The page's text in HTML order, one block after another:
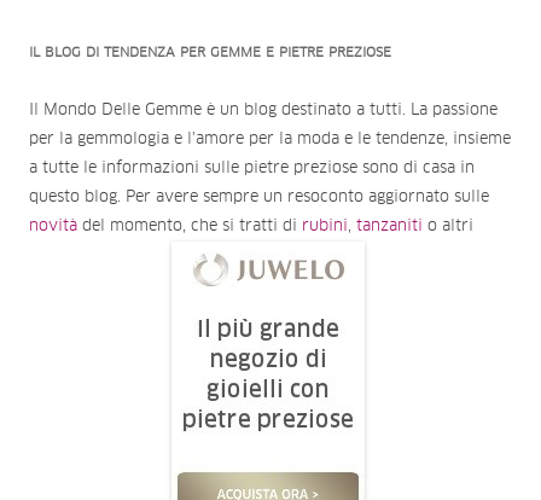
IL BLOG DI TENDENZA PER GEMME E PIETRE PREZIOSE
Il Mondo Delle Gemme è un blog destinato a tutti. La passione
per la gemmologia e l'amore per la moda e le tendenze, insieme
a tutte le informazioni sulle pietre preziose sono di casa in
questo blog. Per avere sempre un resoconto aggiornato sulle
novità del momento, che si tratti di rubini, tanzaniti o altri